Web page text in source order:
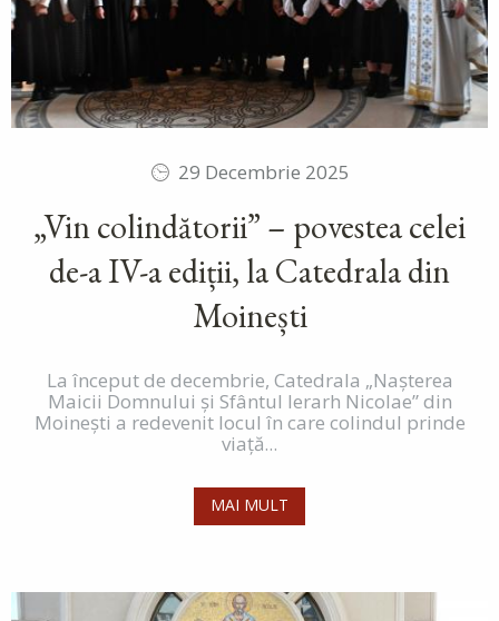
29 Decembrie 2025
„Vin colindătorii” – povestea celei
de-a IV-a ediții, la Catedrala din
Moinești
La început de decembrie, Catedrala „Nașterea
Maicii Domnului și Sfântul Ierarh Nicolae” din
Moinești a redevenit locul în care colindul prinde
viață...
MAI MULT